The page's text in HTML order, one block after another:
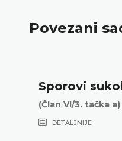
Povezani
Sporovi
(Član VI/3. tačka
DETALJNIJE